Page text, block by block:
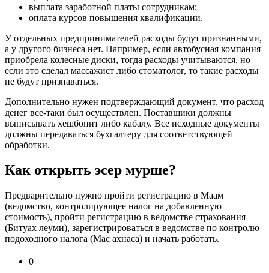
выплата заработной платы сотрудникам;
оплата курсов повышения квалификации.
У отдельных предпринимателей расходы будут признанными,
а у другого бизнеса нет. Например, если автобусная компания
приобрела колесные диски, тогда расходы учитываются, но
если это сделал массажист либо стоматолог, то такие расходы
не будут признаваться.
Дополнительно нужен подтверждающий документ, что расход
денег все-таки был осуществлен. Поставщики должны
выписывать хешбонит либо кабалу. Все исходные документы
должны передаваться бухгалтеру для соответствующей
обработки.
Как открыть эсер мурше?
Предварительно нужно пройти регистрацию в Маам
(ведомство, контролирующее налог на добавленную
стоимость), пройти регистрацию в ведомстве страхования
(Битуах леуми), зарегистрироваться в ведомстве по контролю
подоходного налога (Мас ахнаса) и начать работать.
0